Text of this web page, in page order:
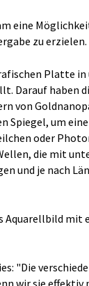
eine
zu erzielen.
Platte
Darauf haben
von
Spiegel, um
oder
die mit
und je nach
Aquarellbild mit
"Die
wir sie effektiv